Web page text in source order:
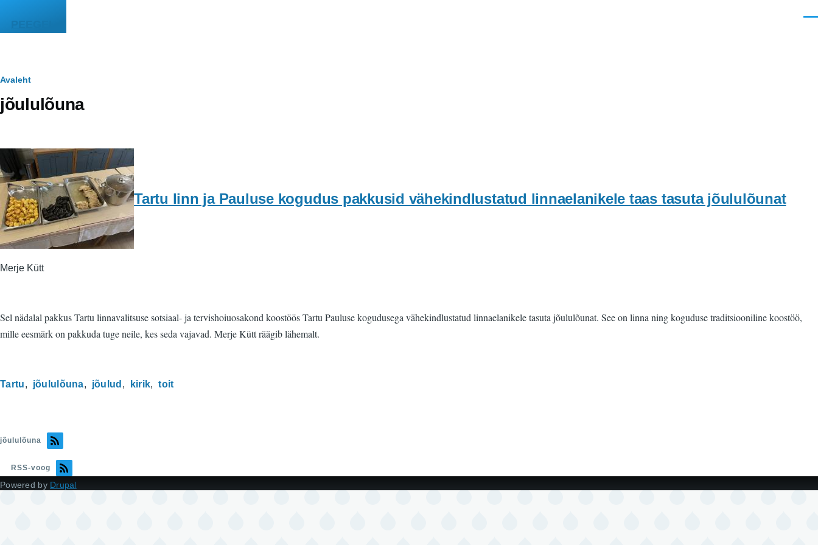
PEEGEL
Leivapuru
Avaleht
jõululõuna
Tartu linn ja Pauluse kogudus pakkusid vähekindlustatud linnaelanikele taas tasuta jõululõunat
Merje Kütt
Sel nädalal pakkus Tartu linnavalitsuse sotsiaal- ja tervishoiuosakond koostöös Tartu Pauluse kogudusega vähekindlustatud linnaelanikele tasuta jõululõunat. See on linna ning koguduse traditsiooniline koostöö,
mille eesmärk on pakkuda tuge neile, kes seda vajavad. Merje Kütt räägib lähemalt.
Tartu jõululõuna jõulud kirik toit
jõululõuna
RSS-voog
Powered by Drupal